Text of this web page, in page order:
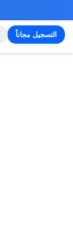
التسجيل مجاناً